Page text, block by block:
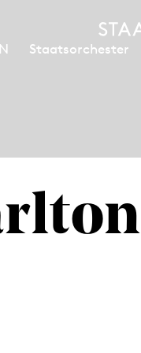
Staatsorchester